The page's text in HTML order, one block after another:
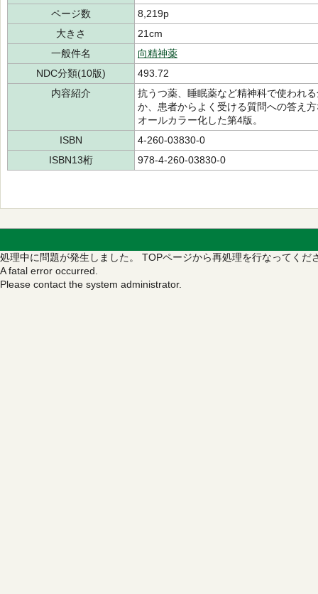
ページ数
8,219p
大きさ
21cm
一般件名
向精神薬
NDC分類(10版)
493.72
内容紹介
抗うつ薬、睡眠薬など精神科で使われ
か、患者からよく受ける質問への答え
オールカラー化した第4版。
ISBN
4-260-03830-0
ISBN13桁
978-4-260-03830-0
処理中に問題が発生しました。 TOPページから再処理を行なってくだ
A fatal error occurred.
Please contact the system administrator.